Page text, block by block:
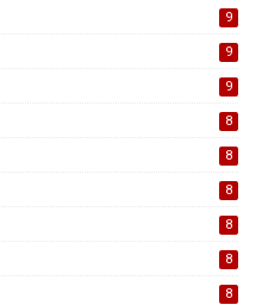
9
9
9
8
8
8
8
8
8